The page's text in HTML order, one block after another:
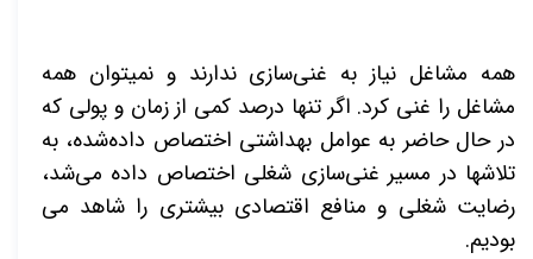
همه مشاغل نیاز به غنی‌سازی ندارند و نمی­توان همه
مشاغل را غنی کرد. اگر تنها درصد کمی از زمان و پولی که
در حال حاضر به عوامل بهداشتی اختصاص داده‌شده، به
تلاش­ها در مسیر غنی‌سازی شغلی اختصاص داده می­‌شد،
رضایت شغلی و منافع اقتصادی بیشتری را شاهد می­‌
بودیم.